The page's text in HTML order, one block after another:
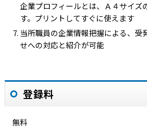
企業プロフィールとは、Ａ４サイズ
す。プリントしてすぐに使えます
当所職員の企業情報把握による、受
せへの対応と紹介が可能
登録料
無料